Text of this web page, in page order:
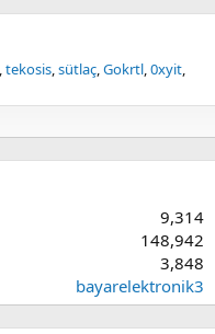
tekosis sütlaç Gokrtl 0xyit
9,314
148,942
3,848
bayarelektronik3